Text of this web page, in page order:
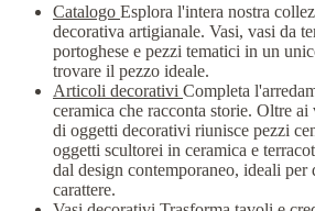
Catalogo Esplora l'intera nostra
decorativa artigianale. Vasi, vasi da
portoghese e pezzi tematici in un
trovare il pezzo ideale.
Articoli decorativi Completa
ceramica che racconta storie. Oltre
di oggetti decorativi riunisce pezzi
oggetti scultorei in ceramica e
dal design contemporaneo, ideali
carattere.